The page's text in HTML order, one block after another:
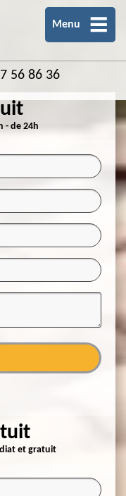
Menu
56 86 36
- de 24h
et gratuit